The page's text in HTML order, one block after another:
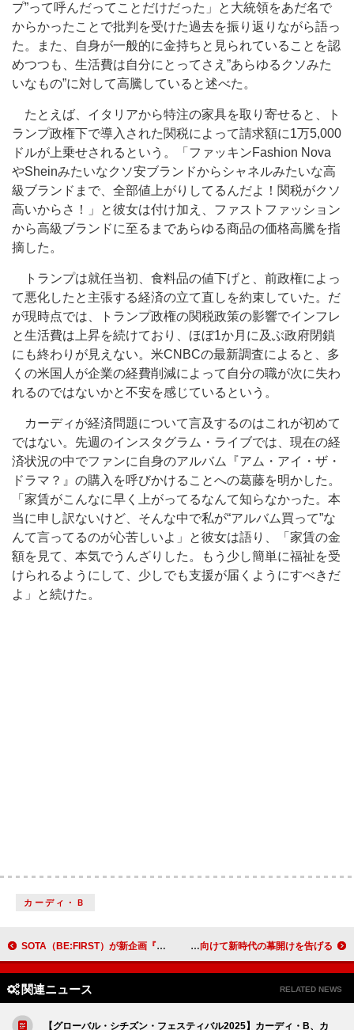
プ”って呼んだってことだけだった」と大統領をあだ名で
からかったことで批判を受けた過去を振り返りながら語っ
た。また、自身が一般的に金持ちと見られていることを認
めつつも、生活費は自分にとってさえ”あらゆるクソみた
いなもの”に対して高騰していると述べた。
たとえば、イタリアから特注の家具を取り寄せると、ト
ランプ政権下で導入された関税によって請求額に1万5,000
ドルが上乗せされるという。「ファッキンFashion Nova
やSheinみたいなクソ安ブランドからシャネルみたいな高
級ブランドまで、全部値上がりしてるんだよ！関税がクソ
高いからさ！」と彼女は付け加え、ファストファッション
から高級ブランドに至るまであらゆる商品の価格高騰を指
摘した。
トランプは就任当初、食料品の値下げと、前政権によっ
て悪化したと主張する経済の立て直しを約束していた。だ
が現時点では、トランプ政権の関税政策の影響でインフレ
と生活費は上昇を続けており、ほぼ1か月に及ぶ政府閉鎖
にも終わりが見えない。米CNBCの最新調査によると、多
くの米国人が企業の経費削減によって自分の職が次に失わ
れるのではないかと不安を感じているという。
カーディが経済問題について言及するのはこれが初めて
ではない。先週のインスタグラム・ライブでは、現在の経
済状況の中でファンに自身のアルバム『アム・アイ・ザ・
ドラマ？』の購入を呼びかけることへの葛藤を明かした。
「家賃がこんなに早く上がってるなんて知らなかった。本
当に申し訳ないけど、そんな中で私が“アルバム買って”な
んて言ってるのが心苦しいよ」と彼女は語り、「家賃の金
額を見て、本気でうんざりした。もう少し簡単に福祉を受
けられるようにして、少しでも支援が届くようにすべきだ
よ」と続けた。
カーディ・Ｂ
SOTA（BE:FIRST）が新企画『HIGHLIGHT』初回に登場、SKY-HI楽曲でフリースタイルダンス ドレイク、ニューAL『アイスマン』に向けて新時代の幕開けを告げる
関連ニュース RELATED NEWS
【グローバル・シチズン・フェスティバル2025】カーディ・B、カ